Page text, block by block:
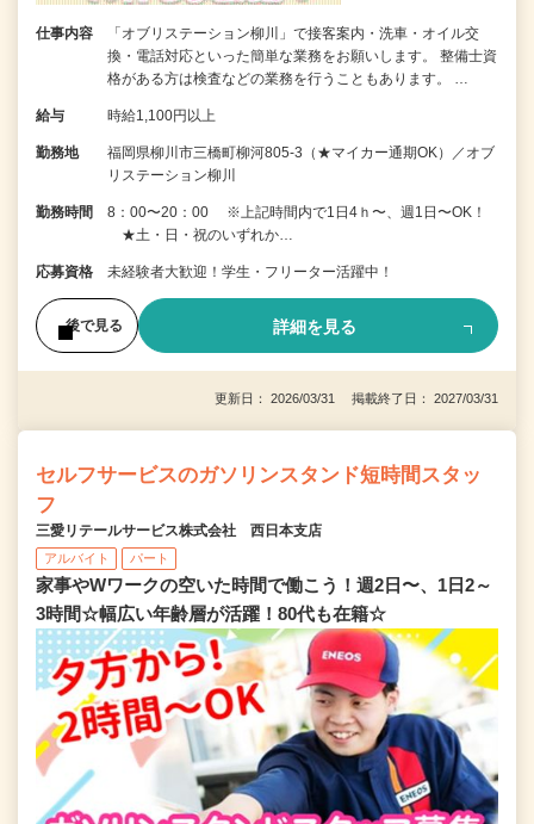
仕事内容
「オブリステーション柳川」で接客案内・洗車・オイル交
換・電話対応といった簡単な業務をお願いします。 整備士資
格がある方は検査などの業務を行うこともあります。 …
給与 時給1,100円以上
勤務地
福岡県柳川市三橋町柳河805-3（★マイカー通期OK）／オブ
リステーション柳川
勤務時間
8：00〜20：00 ※上記時間内で1日4ｈ〜、週1日〜OK！
★土・日・祝のいずれか…
応募資格 未経験者大歓迎！学生・フリーター活躍中！
後で見る 詳細を見る
更新日： 2026/03/31 掲載終了日： 2027/03/31
セルフサービスのガソリンスタンド短時間スタッ
フ
三愛リテールサービス株式会社 西日本支店
アルバイト パート
家事やWワークの空いた時間で働こう！週2日〜、1日2～
3時間☆幅広い年齢層が活躍！80代も在籍☆